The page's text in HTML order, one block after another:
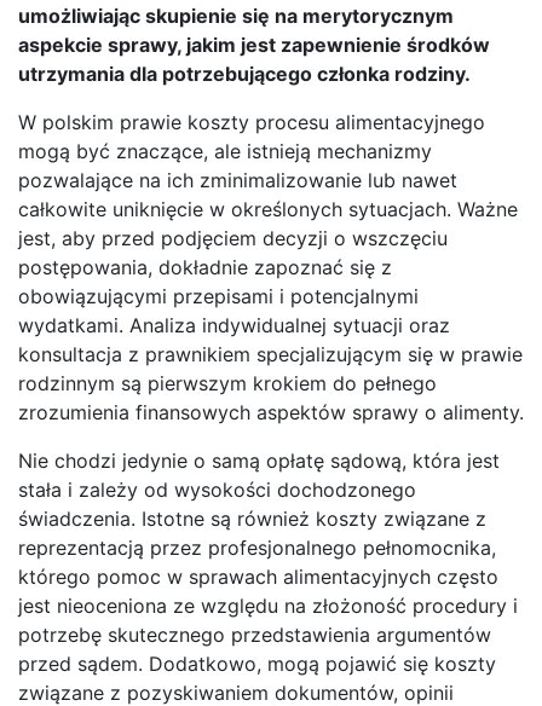
umożliwiając skupienie się na merytorycznym
aspekcie sprawy, jakim jest zapewnienie środków
utrzymania dla potrzebującego członka rodziny.
W polskim prawie koszty procesu alimentacyjnego
mogą być znaczące, ale istnieją mechanizmy
pozwalające na ich zminimalizowanie lub nawet
całkowite uniknięcie w określonych sytuacjach. Ważne
jest, aby przed podjęciem decyzji o wszczęciu
postępowania, dokładnie zapoznać się z
obowiązującymi przepisami i potencjalnymi
wydatkami. Analiza indywidualnej sytuacji oraz
konsultacja z prawnikiem specjalizującym się w prawie
rodzinnym są pierwszym krokiem do pełnego
zrozumienia finansowych aspektów sprawy o alimenty.
Nie chodzi jedynie o samą opłatę sądową, która jest
stała i zależy od wysokości dochodzonego
świadczenia. Istotne są również koszty związane z
reprezentacją przez profesjonalnego pełnomocnika,
którego pomoc w sprawach alimentacyjnych często
jest nieoceniona ze względu na złożoność procedury i
potrzebę skutecznego przedstawienia argumentów
przed sądem. Dodatkowo, mogą pojawić się koszty
związane z pozyskiwaniem dokumentów, opinii